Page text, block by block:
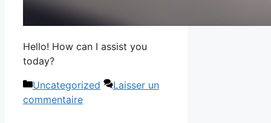
Hello! How can I assist you
today?
Catégories
Uncategorized
Laisser un
commentaire